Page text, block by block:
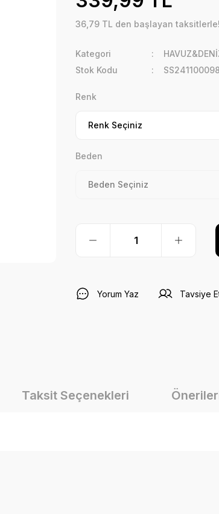
36,79 TL den başlayan taksitlerle!
Kategori
Stok Kodu
Renk
Beden
Yorum Yaz Tavsiye
Taksit Seçenekleri